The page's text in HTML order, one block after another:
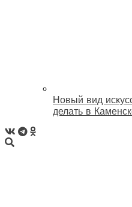
Новый вид
делать в